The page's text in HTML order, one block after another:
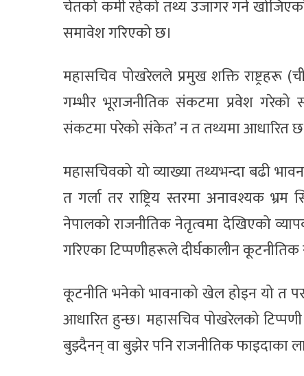
चेतको कमी रहेको तथ्य उजागर गर्न
समावेश गरिएको छ।
महासचिव पोखरेलले प्रमुख शक्ति राष्ट्रहरू
गम्भीर भूराजनीतिक संकटमा प्रवेश गरेको
संकटमा परेको संकेत’ न त तथ्यमा आधारित
महासचिवको यो व्याख्या तथ्यभन्दा बढी
त गर्ला तर राष्ट्रिय स्तरमा अनावश्यक
नेपालको राजनीतिक नेतृत्वमा देखिएको
गरिएका टिप्पणीहरूले दीर्घकालीन
कूटनीति भनेको भावनाको खेल होइन यो त
आधारित हुन्छ। महासचिव पोखरेलको टिप्पणी
बुझ्दैनन् वा बुझेर पनि राजनीतिक फाइदाका